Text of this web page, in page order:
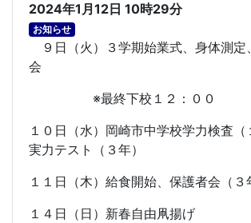
2024年1月12日 10時29分
お知らせ
９日（火）３学期始業式、身体測定
会
※最終下校１２：００
１０日（水）岡崎市中学校学力検査（
実力テスト（３年）
１１日（木）給食開始、保護者会（３
１４日（日）新春自由凧揚げ